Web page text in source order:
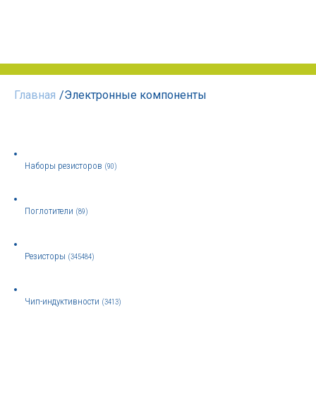
Главная /Электронные компоненты
Наборы резисторов (90)
Поглотители (89)
Резисторы (345484)
Чип-индуктивности (3413)